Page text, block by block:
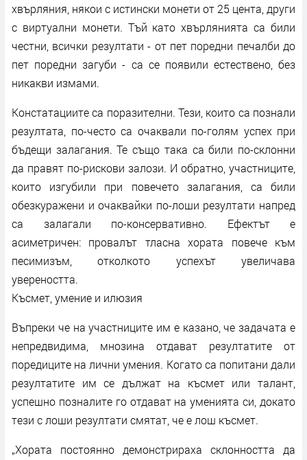
хвърляния, някои с истински монети от 25 цента, други
с виртуални монети. Тъй като хвърлянията са били
честни, всички резултати - от пет поредни печалби до
пет поредни загуби - са се появили естествено, без
никакви измами.
Констатациите са поразителни. Тези, които са познали
резултата, по-често са очаквали по-голям успех при
бъдещи залагания. Те също така са били по-склонни
да правят по-рискови залози. И обратно, участниците,
които изгубили при повечето залагания, са били
обезкуражени и очаквайки по-лоши резултати напред
са залагали по-консервативно. Ефектът е
асиметричен: провалът тласна хората повече към
песимизъм, отколкото успехът увеличава
увереността.
Късмет, умение и илюзия
Въпреки че на участниците им е казано, че задачата е
непредвидима, мнозина отдават резултатите от
поредиците на лични умения. Когато са попитани дали
резултатите им се дължат на късмет или талант,
успешно позналите го отдават на уменията си, докато
тези с лоши резултати смятат, че е лош късмет.
„Хората постоянно демонстрираха склонността да